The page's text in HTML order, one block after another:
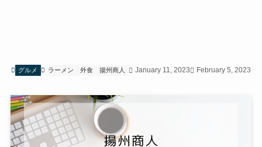
グルメ ラーメン 外食 揚州商人 January 11, 2023 February 5, 2023